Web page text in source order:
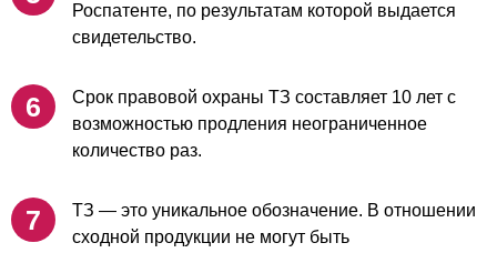
Роспатенте, по результатам которой выдается
свидетельство.
Срок правовой охраны ТЗ составляет 10 лет с
возможностью продления неограниченное
количество раз.
ТЗ — это уникальное обозначение. В отношении
сходной продукции не могут быть